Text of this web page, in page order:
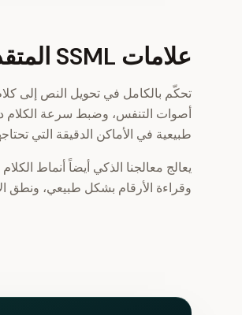
علامات SSML المتقدمة
أصوات التنفس، وضبط سرعة الكلام
طبيعية في الأماكن الدقيقة التي
وقراءة الأرقام بشكل طبيعي، ونطق